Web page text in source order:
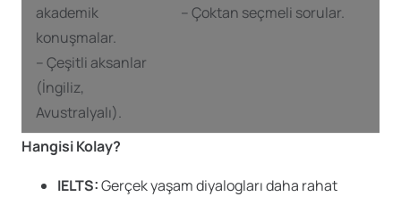
akademik
konuşmalar.
– Çeşitli aksanlar
(İngiliz,
Avustralyalı).
– Çoktan seçmeli sorular.
Hangisi Kolay?
IELTS:Gerçek yaşam diyalogları daha rahat